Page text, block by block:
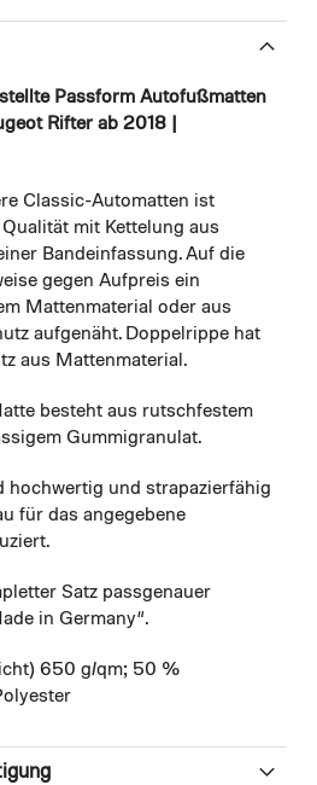
Passform Autofußmatten
Rifter ab 2018 |
Classic-Automatten ist
mit Kettelung aus
Bandeinfassung. Auf die
gegen Aufpreis ein
Mattenmaterial oder aus
aufgenäht. Doppelrippe hat
aus Mattenmaterial.
besteht aus rutschfestem
Gummigranulat.
hochwertig und strapazierfähig
für das angegebene
Satz passgenauer
in Germany“.
650 g/qm; 50 %